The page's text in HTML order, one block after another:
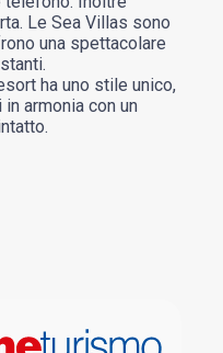
Le Sea Villas sono
una spettacolare
ha uno stile unico,
armonia con un